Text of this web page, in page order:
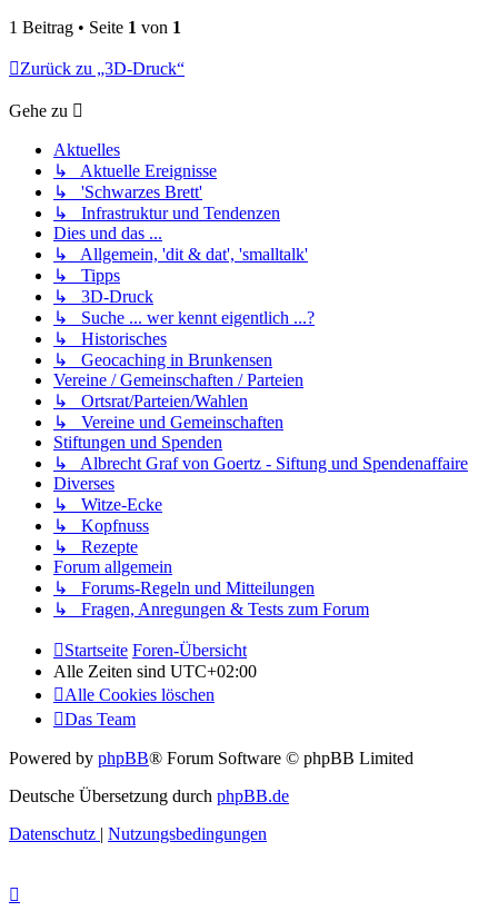
1 Beitrag • Seite 1 von 1
Zurück zu „3D-Druck“
Gehe zu
Aktuelles
↳ Aktuelle Ereignisse
↳ 'Schwarzes Brett'
↳ Infrastruktur und Tendenzen
Dies und das ...
↳ Allgemein, 'dit & dat', 'smalltalk'
↳ Tipps
↳ 3D-Druck
↳ Suche ... wer kennt eigentlich ...?
↳ Historisches
↳ Geocaching in Brunkensen
Vereine / Gemeinschaften / Parteien
↳ Ortsrat/Parteien/Wahlen
↳ Vereine und Gemeinschaften
Stiftungen und Spenden
↳ Albrecht Graf von Goertz - Siftung und Spendenaffaire
Diverses
↳ Witze-Ecke
↳ Kopfnuss
↳ Rezepte
Forum allgemein
↳ Forums-Regeln und Mitteilungen
↳ Fragen, Anregungen & Tests zum Forum
Startseite Foren-Übersicht
Alle Zeiten sind UTC+02:00
Alle Cookies löschen
Das Team
Powered by phpBB® Forum Software © phpBB Limited
Deutsche Übersetzung durch phpBB.de
Datenschutz | Nutzungsbedingungen